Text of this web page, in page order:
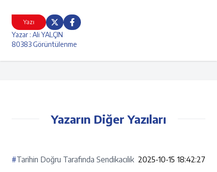
Yazı
Yazar : Ali YALÇIN
80383 Görüntülenme
Yazarın Diğer Yazıları
#Tarihin Doğru Tarafında Sendikacılık 2025-10-15 18:42:27